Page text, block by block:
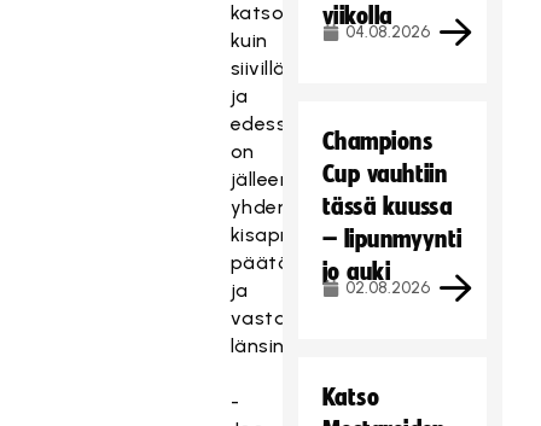
katsottuna
kuin
siivillä
ja
edessä
on
jälleen
yhden
kisaprojektin
päätös
ja
vastassa
länsinaapuri.
-
viikolla
04.08.2026
Champions
Cup vauhtiin
tässä kuussa
– lipunmyynti
jo auki
02.08.2026
Katso